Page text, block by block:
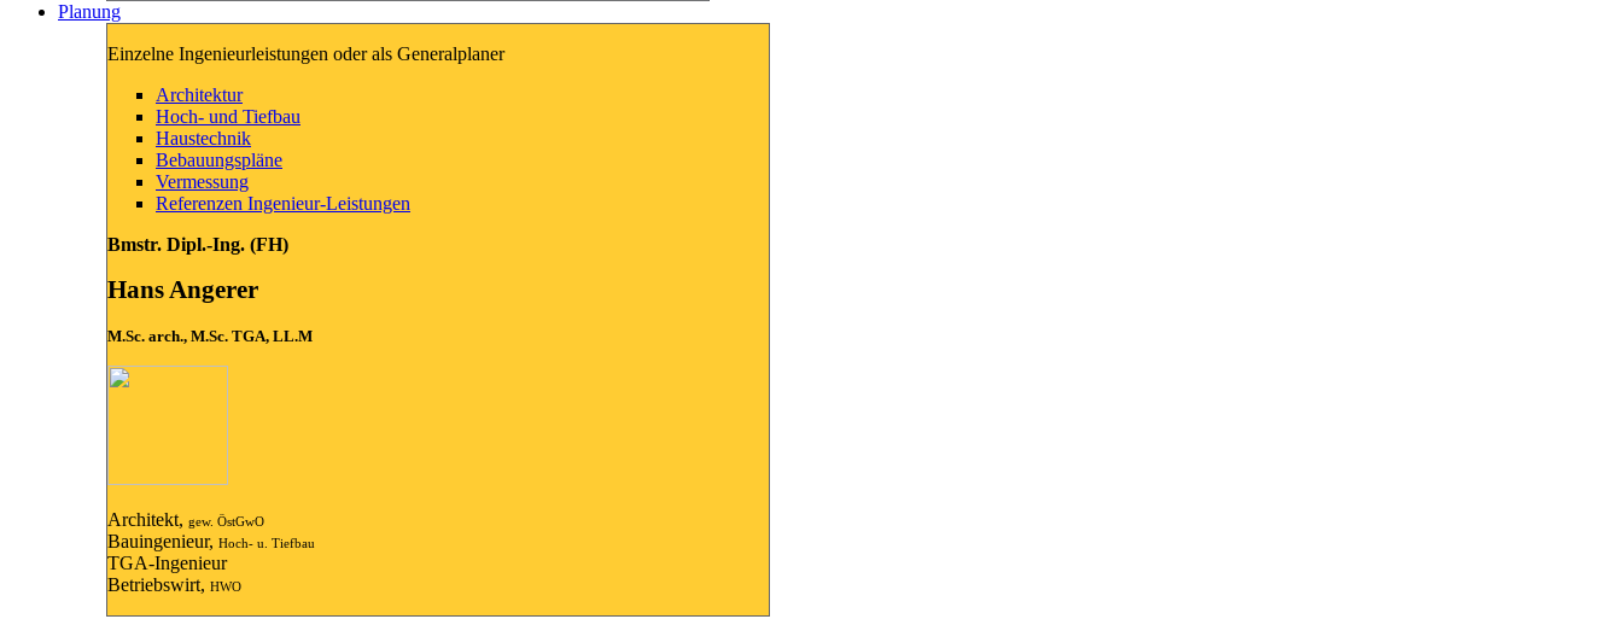
Planung
Einzelne Ingenieurleistungen oder als Generalplaner
Architektur
Hoch- und Tiefbau
Haustechnik
Bebauungspläne
Vermessung
Referenzen Ingenieur-Leistungen
Bmstr. Dipl.-Ing. (FH)
Hans Angerer
M.Sc. arch., M.Sc. TGA, LL.M
Architekt, gew. ÖstGwO
Bauingenieur, Hoch- u. Tiefbau
TGA-Ingenieur
Betriebswirt, HWO